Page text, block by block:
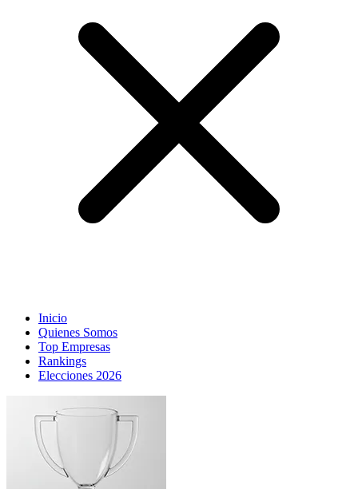
Inicio
Quienes Somos
Top Empresas
Rankings
Elecciones 2026